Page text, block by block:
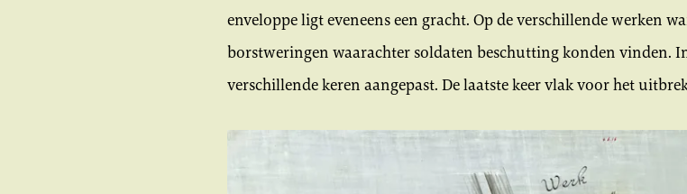
enveloppe ligt eveneens een gracht. Op de verschillende werken
borstweringen waarachter soldaten beschutting konden vinden.
verschillende keren aangepast. De laatste keer vlak voor het